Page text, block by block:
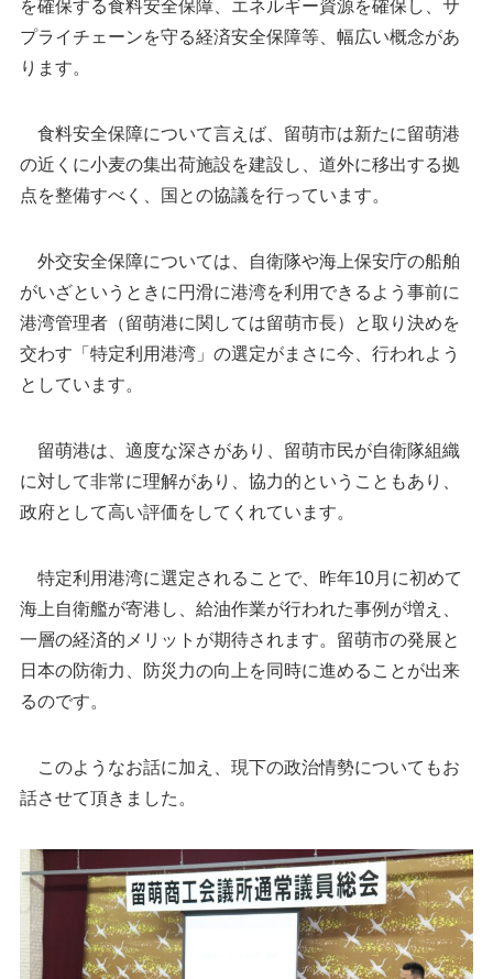
を確保する食料安全保障、エネルギー資源を確保し、サ
プライチェーンを守る経済安全保障等、幅広い概念があ
ります。
食料安全保障について言えば、留萌市は新たに留萌港
の近くに小麦の集出荷施設を建設し、道外に移出する拠
点を整備すべく、国との協議を行っています。
外交安全保障については、自衛隊や海上保安庁の船舶
がいざというときに円滑に港湾を利用できるよう事前に
港湾管理者（留萌港に関しては留萌市長）と取り決めを
交わす「特定利用港湾」の選定がまさに今、行われよう
としています。
留萌港は、適度な深さがあり、留萌市民が自衛隊組織
に対して非常に理解があり、協力的ということもあり、
政府として高い評価をしてくれています。
特定利用港湾に選定されることで、昨年10月に初めて
海上自衛艦が寄港し、給油作業が行われた事例が増え、
一層の経済的メリットが期待されます。留萌市の発展と
日本の防衛力、防災力の向上を同時に進めることが出来
るのです。
このようなお話に加え、現下の政治情勢についてもお
話させて頂きました。